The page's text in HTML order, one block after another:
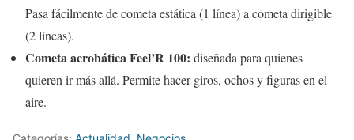
Pasa fácilmente de cometa estática (1 línea) a cometa dirigible
(2 líneas).
Cometa acrobática Feel’R 100: diseñada para quienes
quieren ir más allá. Permite hacer giros, ochos y figuras en el
aire.